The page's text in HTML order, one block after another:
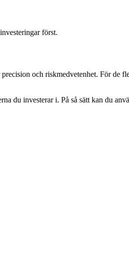
först.
och riskmedvetenhet. För de
du investerar i. På så sätt kan du